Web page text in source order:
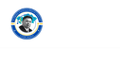
Skip
to